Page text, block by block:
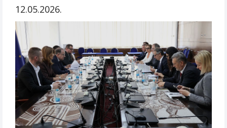
12.05.2026.